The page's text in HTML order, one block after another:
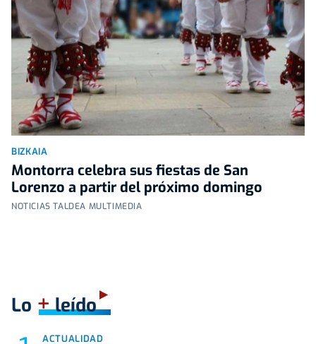
BIZKAIA
Montorra celebra sus fiestas de San
Lorenzo a partir del próximo domingo
NOTICIAS TALDEA MULTIMEDIA
Lo +leído
ACTUALIDAD